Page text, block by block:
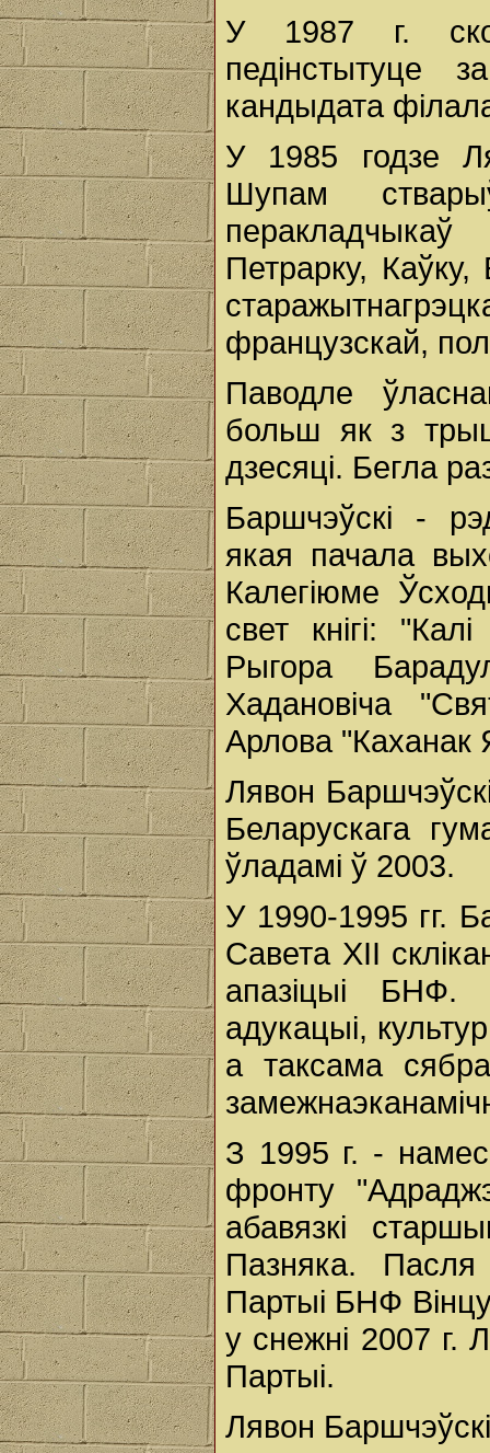
У 1987 г.
педінстытуце
кандыдата
У 1985 годзе
Шупам
Петрарку,
французскай,
Паводле
больш як з
дзесяці. Бегла
Баршчэўскі -
якая пачала
Калегіюме
свет кнігі:
Рыгора
Хадановіча
Арлова "Каханак
Лявон
Беларускага
ўладамі ў 2003.
У 1990-1995 гг.
Савета XII
апазіцыі БНФ.
адукацыі,
а таксама
З 1995 г. -
фронту
абавязкі
Пазняка.
Партыі БНФ
у снежні 2007 г.
Партыі.
Лявон